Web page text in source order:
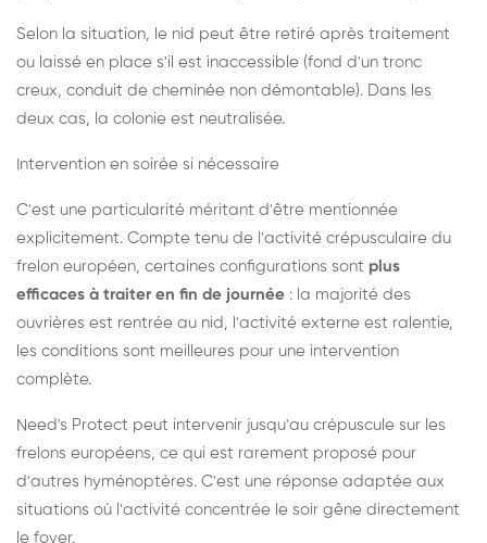
Selon la situation, le nid peut être retiré après traitement
ou laissé en place s'il est inaccessible (fond d'un tronc
creux, conduit de cheminée non démontable). Dans les
deux cas, la colonie est neutralisée.
Intervention en soirée si nécessaire
C'est une particularité méritant d'être mentionnée
explicitement. Compte tenu de l'activité crépusculaire du
frelon européen, certaines configurations sont plus
efficaces à traiter en fin de journée : la majorité des
ouvrières est rentrée au nid, l'activité externe est ralentie,
les conditions sont meilleures pour une intervention
complète.
Need's Protect peut intervenir jusqu'au crépuscule sur les
frelons européens, ce qui est rarement proposé pour
d'autres hyménoptères. C'est une réponse adaptée aux
situations où l'activité concentrée le soir gêne directement
le foyer.